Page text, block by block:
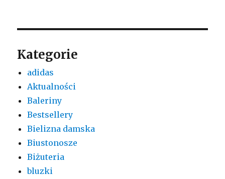
Kategorie
adidas
Aktualności
Baleriny
Bestsellery
Bielizna damska
Biustonosze
Biżuteria
bluzki